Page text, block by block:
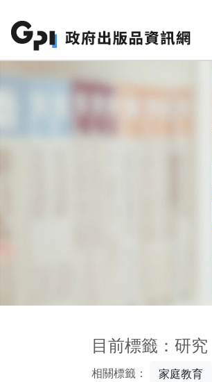
目前標籤：研究
相關標籤： 家庭教育